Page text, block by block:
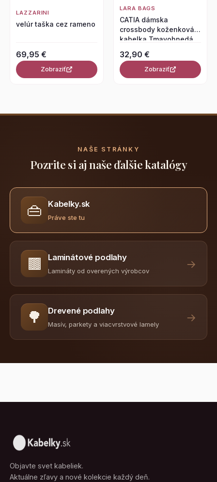
LAZZARINI
velúr taška cez rameno
69,95 €
Zobraziť
LARA BAGS
CATIA dámska
crossbody koženková
kabelka Tmavohnedá
32,90 €
Zobraziť
NAŠE STRÁNKY
Pozrite si aj naše ďalšie katalógy
👜 Kabelky.sk
Práve ste tu
🟫 Laminátové podlahy
Lamináty od overených výrobcov
→
🌳 Drevené podlahy
Masív, parkety a viacvrstvové lamely
→
Objavte svet kabeliek.
Aktuálne zľavy a nové kolekcie každý deň.